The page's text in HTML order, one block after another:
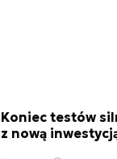
Koniec testów
z nową